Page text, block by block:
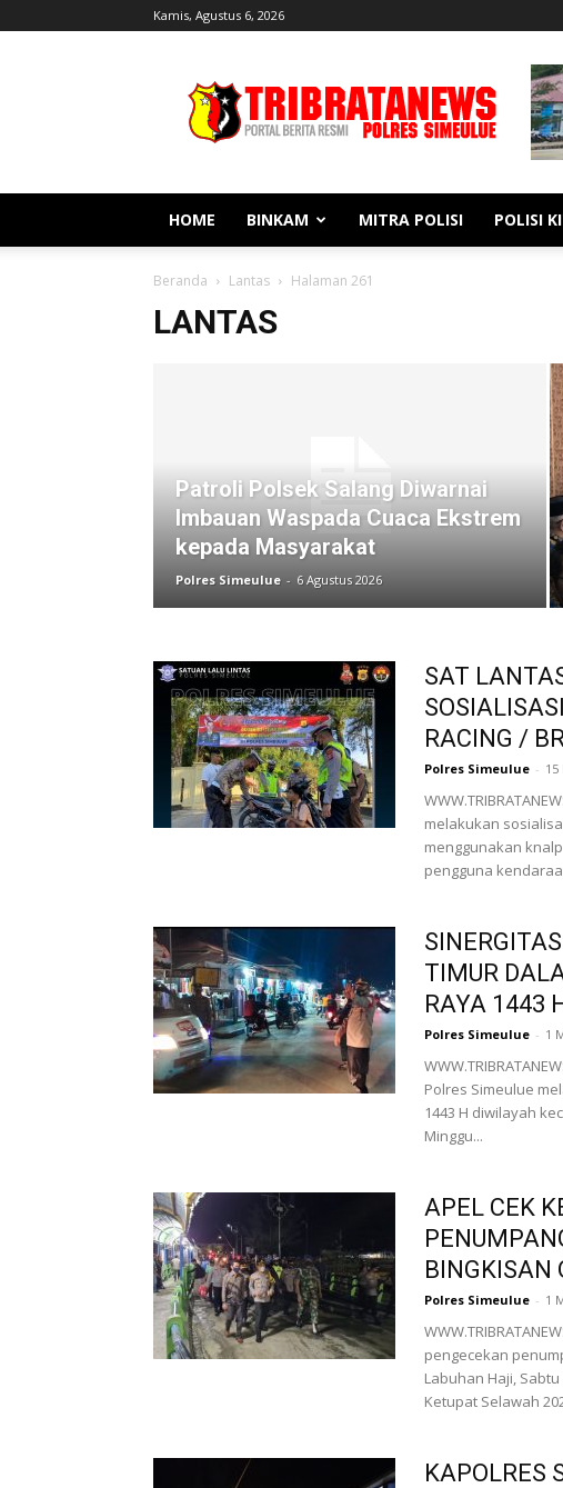
Kamis, Agustus 6, 2026
Simeulue
HOME BINKAM MITRA POLISI POLISI
Beranda Lantas Halaman 261
LANTAS
Patroli Polsek Salang Diwarnai
Imbauan Waspada Cuaca Ekstrem
kepada Masyarakat
Polres Simeulue - 6 Agustus 2026
SAT
RACING /
Polres Simeulue - 15
melakukan
menggunakan
pengguna
TIMUR
RAYA 1443
Polres Simeulue - 1
Polres Simeulue
1443 H diwilayah
Minggu...
APEL CEK
BINGKISAN
Polres Simeulue - 1
pengecekan
Labuhan Haji,
Ketupat Selawah
KAPOLRES